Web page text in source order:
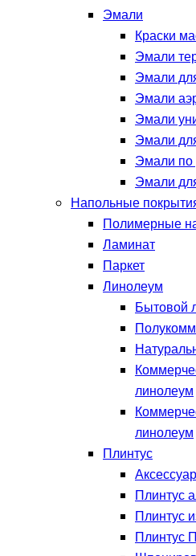
Эмали
Краски
Эмали
Эмали
Эмали
Эмали
Эмали
Эмали по
Эмали
Напольные
Полимерные
Ламинат
Паркет
Линолеум
Бытовой
линолеум
линолеум
Плинтус
Плинтус
Плинтус
Плинтус